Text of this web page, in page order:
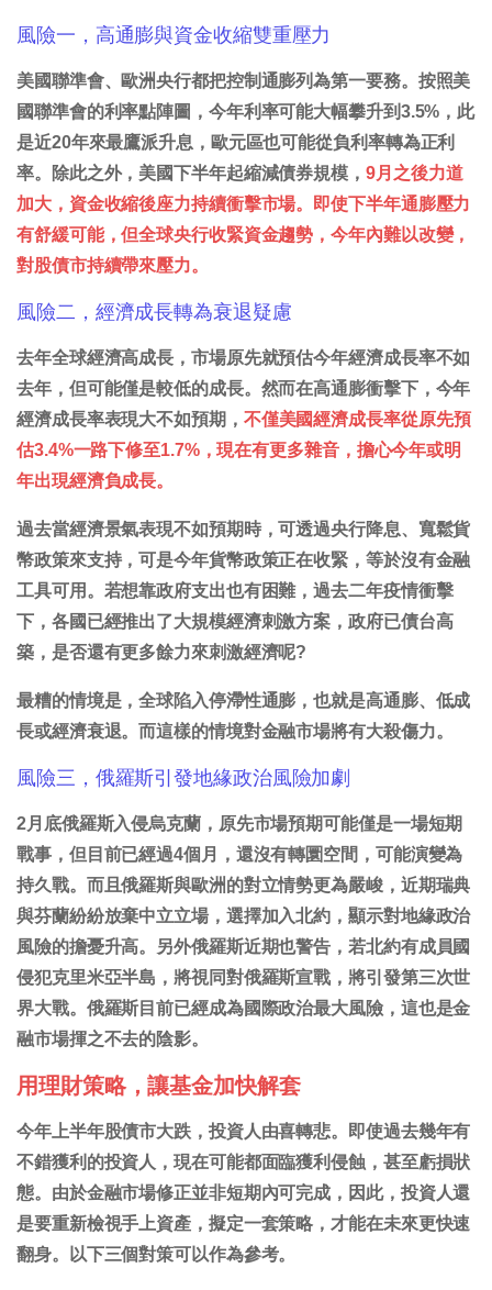
風險一，高通膨與資金收縮雙重壓力
美國聯準會、歐洲央行都把控制通膨列為第一要務。按照美
國聯準會的利率點陣圖，今年利率可能大幅攀升到3.5%，此
是近20年來最鷹派升息，歐元區也可能從負利率轉為正利
率。除此之外，美國下半年起縮減債券規模， 9月之後力道
加大，資金收縮後座力持續衝擊市場。即使下半年通膨壓力
有舒緩可能，但全球央行收緊資金趨勢，今年內難以改變，
對股債市持續帶來壓力。
風險二，經濟成長轉為衰退疑慮
去年全球經濟高成長，市場原先就預估今年經濟成長率不如
去年，但可能僅是較低的成長。然而在高通膨衝擊下，今年
經濟成長率表現大不如預期， 不僅美國經濟成長率從原先預
估3.4%一路下修至1.7%，現在有更多雜音，擔心今年或明
年出現經濟負成長。
過去當經濟景氣表現不如預期時，可透過央行降息、寬鬆貨
幣政策來支持，可是今年貨幣政策正在收緊，等於沒有金融
工具可用。若想靠政府支出也有困難，過去二年疫情衝擊
下，各國已經推出了大規模經濟刺激方案，政府已債台高
築，是否還有更多餘力來刺激經濟呢?
最糟的情境是，全球陷入停滯性通膨，也就是高通膨、低成
長或經濟衰退。而這樣的情境對金融市場將有大殺傷力。
風險三，俄羅斯引發地緣政治風險加劇
2月底俄羅斯入侵烏克蘭，原先市場預期可能僅是一場短期
戰事，但目前已經過4個月，還沒有轉圜空間，可能演變為
持久戰。而且俄羅斯與歐洲的對立情勢更為嚴峻，近期瑞典
與芬蘭紛紛放棄中立立場，選擇加入北約，顯示對地緣政治
風險的擔憂升高。另外俄羅斯近期也警告，若北約有成員國
侵犯克里米亞半島，將視同對俄羅斯宣戰，將引發第三次世
界大戰。俄羅斯目前已經成為國際政治最大風險，這也是金
融市場揮之不去的陰影。
用理財策略，讓基金加快解套
今年上半年股債市大跌，投資人由喜轉悲。即使過去幾年有
不錯獲利的投資人，現在可能都面臨獲利侵蝕，甚至虧損狀
態。由於金融市場修正並非短期內可完成，因此，投資人還
是要重新檢視手上資產，擬定一套策略，才能在未來更快速
翻身。以下三個對策可以作為參考。